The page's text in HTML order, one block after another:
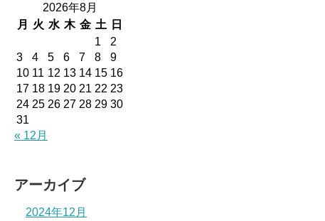
2026年8月
月
火 水 木 金 土
日
1
2
3
4 5 6 7 8
9
10 11 12 13 14 15 16
17 18 19 20 21 22 23
24 25 26 27 28 29 30
31
« 12月
アーカイブ
2024年12月